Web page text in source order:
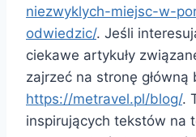
niezwyklych-miejsc-w-
odwiedzic/. Jeśli
ciekawe artykuły
zajrzeć na stronę główną
https://metravel.pl/blog/.
inspirujących tekstów na